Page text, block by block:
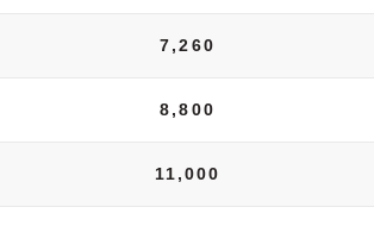
7,260
8,800
11,000